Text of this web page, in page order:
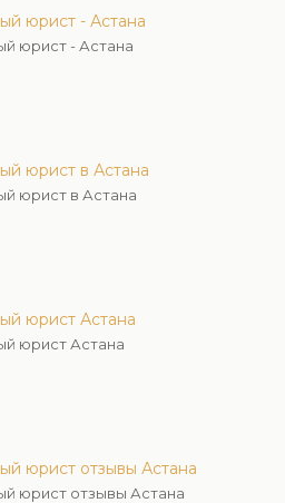
юрист - Астана
юрист - Астана
юрист в Астана
юрист в Астана
юрист Астана
юрист Астана
юрист отзывы Астана
юрист отзывы Астана